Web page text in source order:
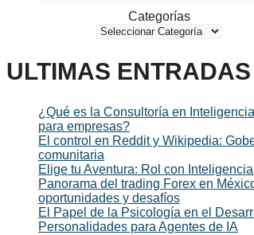
Categorías
ULTIMAS ENTRADAS
¿Qué es la Consultoría en
para empresas?
El control en Reddit y Wikipedia:
comunitaria
Elige tu Aventura: Rol con Inteligencia
Panorama del trading Forex en
oportunidades y desafíos
El Papel de la Psicología en el
Personalidades para Agentes de IA